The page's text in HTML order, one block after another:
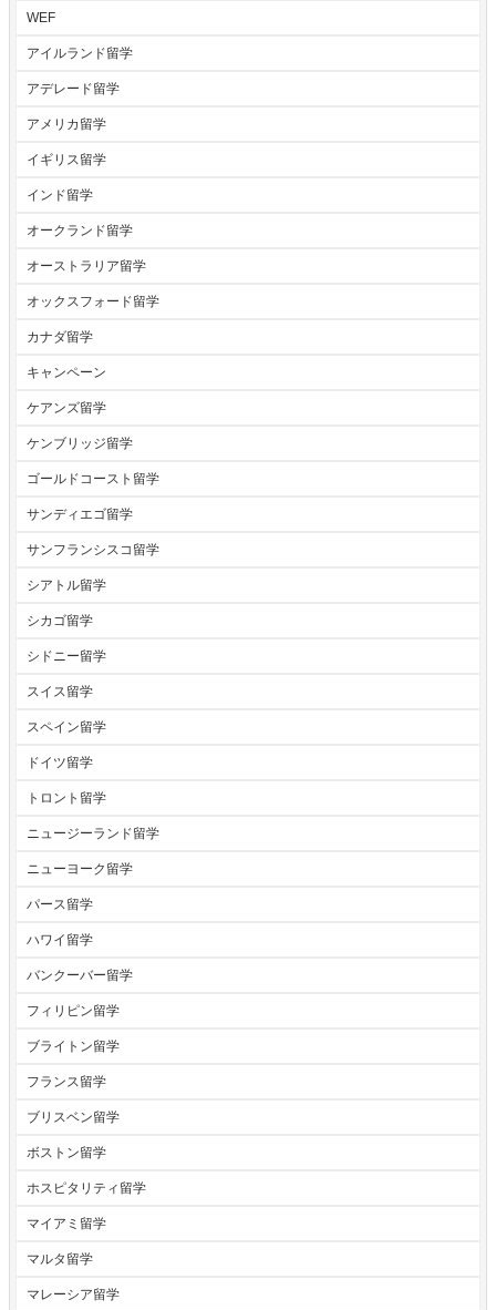
WEF
アイルランド留学
アデレード留学
アメリカ留学
イギリス留学
インド留学
オークランド留学
オーストラリア留学
オックスフォード留学
カナダ留学
キャンペーン
ケアンズ留学
ケンブリッジ留学
ゴールドコースト留学
サンディエゴ留学
サンフランシスコ留学
シアトル留学
シカゴ留学
シドニー留学
スイス留学
スペイン留学
ドイツ留学
トロント留学
ニュージーランド留学
ニューヨーク留学
パース留学
ハワイ留学
バンクーバー留学
フィリピン留学
ブライトン留学
フランス留学
ブリスベン留学
ボストン留学
ホスピタリティ留学
マイアミ留学
マルタ留学
マレーシア留学